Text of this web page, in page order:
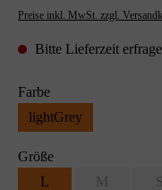
Preise inkl. MwSt. zzgl.
Bitte Lieferzeit
Farbe
lightGrey
Größe
L
M S